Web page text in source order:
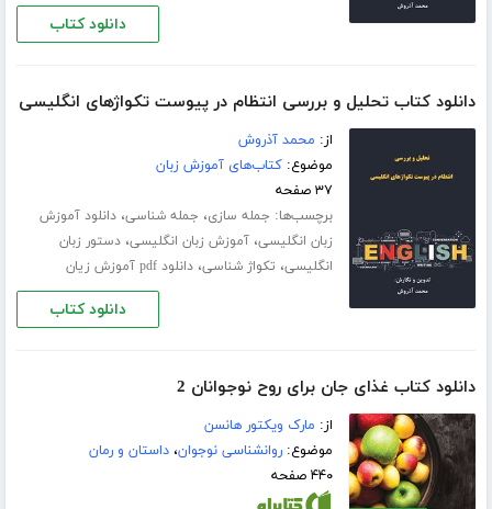
دانلود کتاب
دانلود کتاب تحلیل و بررسی انتظام در پیوست تکواژهای انگلیسی
از: محمد آذروش
موضوع:کتاب‌های آموزش زبان
۳۷ صفحه
برچسب‌ها: جمله سازی، جمله شناسی،دانلود آموزش
زبان انگلیسی،آموزش زبان انگلیسی،دستور زبان
انگلیسی، تکواژ شناسی،دانلود pdf آموزش زیان
دانلود کتاب
دانلود کتاب غذای جان برای روح نوجوانان 2
از: مارک ویکتور هانسن
موضوع:روانشناسی نوجوان،داستان و رمان
۴۴۰ صفحه